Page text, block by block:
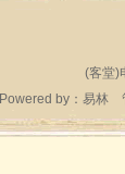
(客堂)
Powered by： 易林管